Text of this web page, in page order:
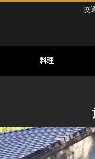
交
料理